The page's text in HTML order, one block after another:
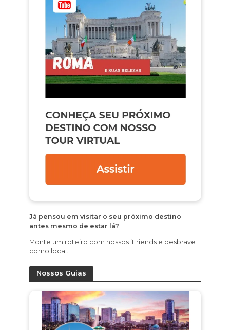
Já pensou em visitar o seu próximo destino
antes mesmo de estar lá?
Monte um roteiro com nossos iFriends e desbrave
como local.
Nossos Guias